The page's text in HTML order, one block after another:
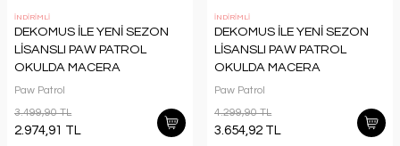
İNDİRİMLİ
DEKOMUS İLE YENİ SEZON
LİSANSLI PAW PATROL
OKULDA MACERA
KOLEKSİYONU
VE KALEM ÇANTASI OKUL
SETİ
Paw Patrol
3.499,90 TL
2.974,91 TL
İNDİRİMLİ
DEKOMUS İLE YENİ SEZON
LİSANSLI PAW PATROL
OKULDA MACERA
KOLEKSİYONU
VE KALEM ÇANTASI İLE
MATARA VE BESLENME KABI
Paw Patrol
4.299,90 TL
3.654,92 TL